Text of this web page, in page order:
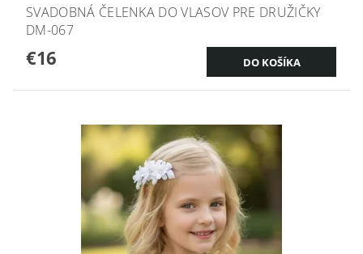
SVADOBNÁ ČELENKA DO VLASOV PRE DRUŽIČKY
DM-067
€16